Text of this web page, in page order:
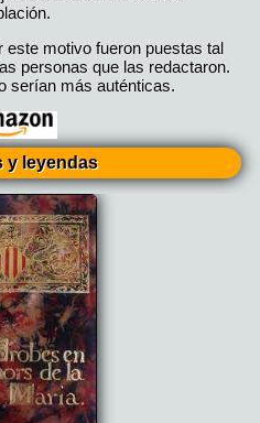
este motivo fueron puestas tal
personas que las redactaron.
serían más auténticas.
y leyendas